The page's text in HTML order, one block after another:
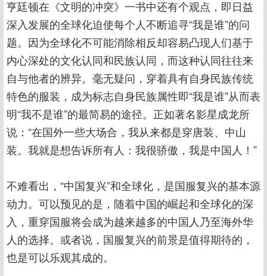
亨廷顿在《文明的冲突》一书中还有个观点，即日益
深入发展的全球化迫使每个人不断追寻“我是谁”的问
题。因为全球化不可能消除相反却容易凸现人们基于
内心深处的文化认同和民族认同，而这种认同往往来
自与他者的辨异。毫无疑问，穿着具有自身民族传统
特色的服装，成为标志自身民族属性即“我是谁”从而表
明“我不是谁”的最简易的途径。正如著名影星成龙所
说：“在国外一些大场合，我从来都是穿唐装、中山
装。我就是想告诉所有人：我很骄傲，我是中国人！”
不难看出，“中国复兴”和全球化，是国服复兴的基本源
动力。可以预见的是，随着中国的崛起和全球化的深
入，重穿国服将会成为越来越多的中国人乃至海外华
人的选择。或者说，国服复兴的前景是值得期待的，
也是可以乐观其成的。